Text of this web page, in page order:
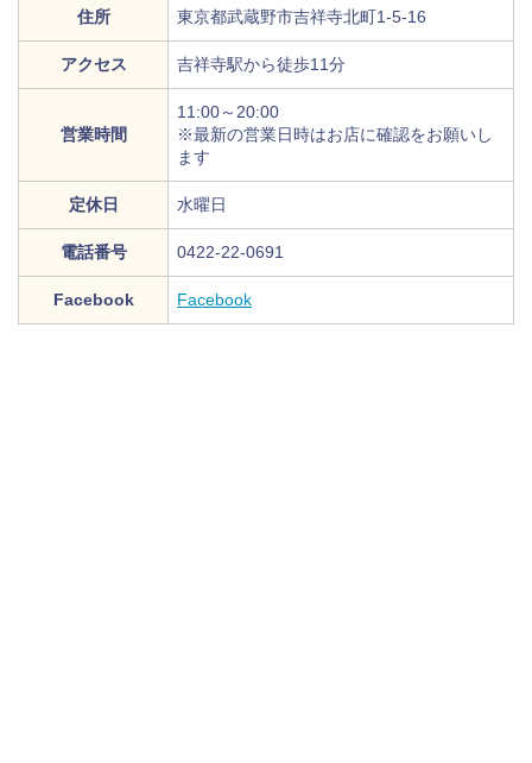
住所 東京都武蔵野市吉祥寺北町1-5-16
アクセス 吉祥寺駅から徒歩11分
営業時間
11:00～20:00
※最新の営業日時はお店に確認をお願いし
ます
定休日 水曜日
電話番号 0422-22-0691
Facebook Facebook